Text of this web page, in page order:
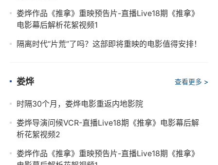
娄烨作品《推拿》重映预告片-直播Live18期《推拿》
电影幕后解析花絮视频1
隔离时代“片荒”了吗？这部即将重映的电影值得安排！
娄烨 查看更多 >
时隔30个月，娄烨电影重返内地影院
娄烨导演问候VCR-直播Live18期《推拿》电影幕后解
析花絮视频2
娄烨作品《推拿》重映预告片-直播Live18期《推拿》